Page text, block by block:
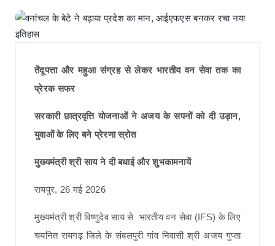
तेंदूपत्ता और महुआ संग्रह से लेकर भारतीय वन सेवा तक का
प्रेरक सफर
सरकारी छात्रवृत्ति योजनाओं ने अजय के सपनों को दी उड़ान,
युवाओं के लिए बने प्रेरणा स्रोत
मुख्यमंत्री श्री साय ने दी बधाई और शुभकामनायें
रायपुर, 26 मई 2026
मुख्यमंत्री श्री विष्णुदेव साय से भारतीय वन सेवा (IFS) के लिए
चयनित रायगढ़ जिले के संबलपुरी गांव निवासी श्री अजय गुप्ता